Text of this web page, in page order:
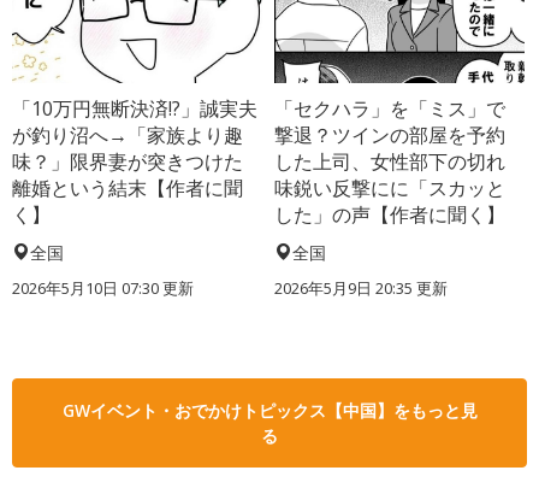
「10万円無断決済!?」誠実夫
が釣り沼へ→「家族より趣
味？」限界妻が突きつけた
離婚という結末【作者に聞
く】
全国
2026年5月10日 07:30 更新
「セクハラ」を「ミス」で
撃退？ツインの部屋を予約
した上司、女性部下の切れ
味鋭い反撃にに「スカッと
した」の声【作者に聞く】
全国
2026年5月9日 20:35 更新
GWイベント・おでかけトピックス【中国】をもっと見
る